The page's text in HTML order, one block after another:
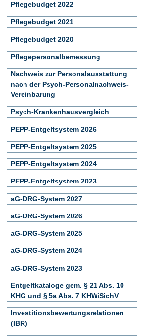
Pflegebudget 2022
Pflegebudget 2021
Pflegebudget 2020
Pflegepersonalbemessung
Nachweis zur Personalausstattung
nach der Psych-Personalnachweis-
Vereinbarung
Psych-Krankenhausvergleich
PEPP-Entgeltsystem 2026
PEPP-Entgeltsystem 2025
PEPP-Entgeltsystem 2024
PEPP-Entgeltsystem 2023
aG-DRG-System 2027
aG-DRG-System 2026
aG-DRG-System 2025
aG-DRG-System 2024
aG-DRG-System 2023
Entgeltkataloge gem. § 21 Abs. 10
KHG und § 5a Abs. 7 KHWiSichV
Investitionsbewertungsrelationen
(IBR)